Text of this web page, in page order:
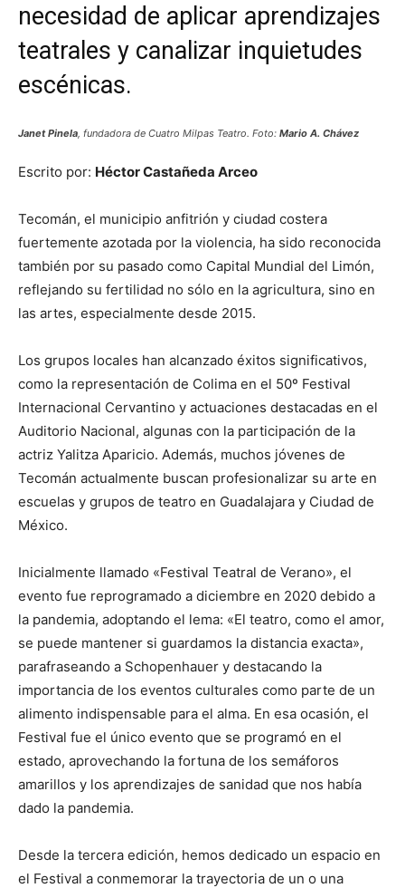
necesidad de aplicar aprendizajes
teatrales y canalizar inquietudes
escénicas.
Janet Pinela , fundadora de Cuatro Milpas Teatro. Foto: Mario A. Chávez
Escrito por: Héctor Castañeda Arceo
Tecomán, el municipio anfitrión y ciudad costera
fuertemente azotada por la violencia, ha sido reconocida
también por su pasado como Capital Mundial del Limón,
reflejando su fertilidad no sólo en la agricultura, sino en
las artes, especialmente desde 2015.
Los grupos locales han alcanzado éxitos significativos,
como la representación de Colima en el 50º Festival
Internacional Cervantino y actuaciones destacadas en el
Auditorio Nacional, algunas con la participación de la
actriz Yalitza Aparicio. Además, muchos jóvenes de
Tecomán actualmente buscan profesionalizar su arte en
escuelas y grupos de teatro en Guadalajara y Ciudad de
México.
Inicialmente llamado «Festival Teatral de Verano», el
evento fue reprogramado a diciembre en 2020 debido a
la pandemia, adoptando el lema: «El teatro, como el amor,
se puede mantener si guardamos la distancia exacta»,
parafraseando a Schopenhauer y destacando la
importancia de los eventos culturales como parte de un
alimento indispensable para el alma. En esa ocasión, el
Festival fue el único evento que se programó en el
estado, aprovechando la fortuna de los semáforos
amarillos y los aprendizajes de sanidad que nos había
dado la pandemia.
Desde la tercera edición, hemos dedicado un espacio en
el Festival a conmemorar la trayectoria de un o una